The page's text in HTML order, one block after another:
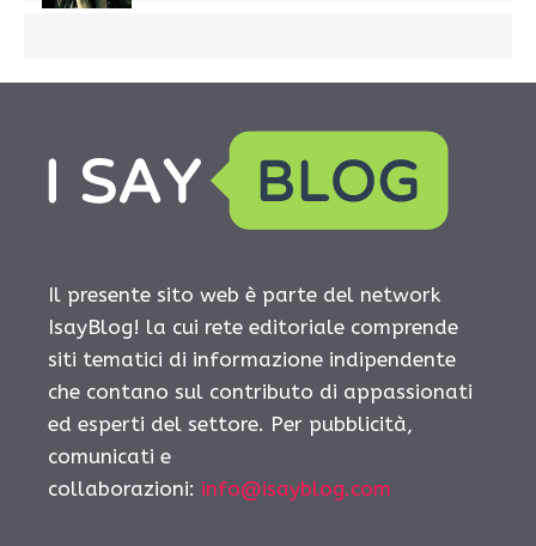
Il presente sito web è parte del network
IsayBlog! la cui rete editoriale comprende
siti tematici di informazione indipendente
che contano sul contributo di appassionati
ed esperti del settore. Per pubblicità,
comunicati e
collaborazioni: info@isayblog.com